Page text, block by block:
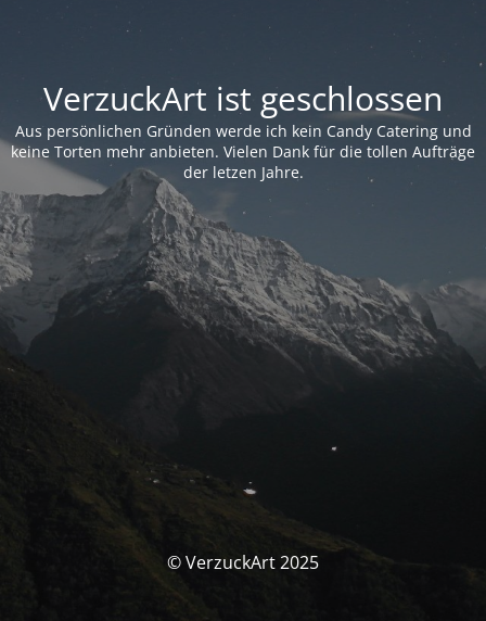
VerzuckArt ist geschlossen
Aus persönlichen Gründen werde ich kein Candy Catering und
keine Torten mehr anbieten. Vielen Dank für die tollen Aufträge
der letzen Jahre.
© VerzuckArt 2025